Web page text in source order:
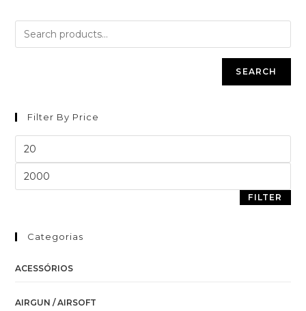
SEARCH
Filter By Price
FILTER
Categorias
ACESSÓRIOS
AIRGUN / AIRSOFT